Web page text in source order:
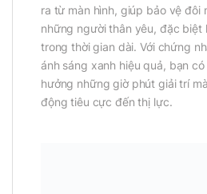
ra từ màn hình, giúp bảo vệ đôi
những người thân yêu, đặc biệt
trong thời gian dài. Với chứng
ánh sáng xanh hiệu quả, bạn
hưởng những giờ phút giải trí
động tiêu cực đến thị lực.